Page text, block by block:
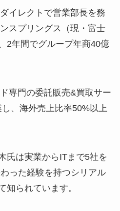
イレクトで営業部長を務
スプリングス（現・富士
2年間でグループ年商40億
専門の委託販売&買取サー
、海外売上比率50%以上
氏は実業からITまで5社を
った経験を持つシリアル
知られています。